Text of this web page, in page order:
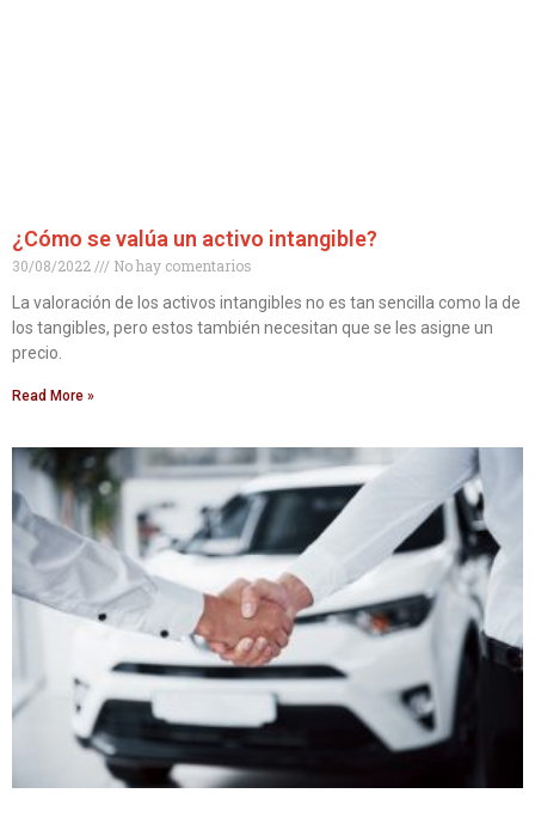
¿Cómo se valúa un activo intangible?
30/08/2022
No hay comentarios
La valoración de los activos intangibles no es tan sencilla como la de
los tangibles, pero estos también necesitan que se les asigne un
precio.
Read More »